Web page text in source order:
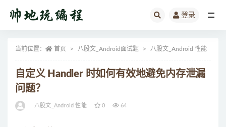
登录
当前位置： 首页 八股文_Android面试题 八股文_Android 性能
自定义 Handler 时如何有效地避免内存泄漏
问题？
八股文_Android 性能 0 64